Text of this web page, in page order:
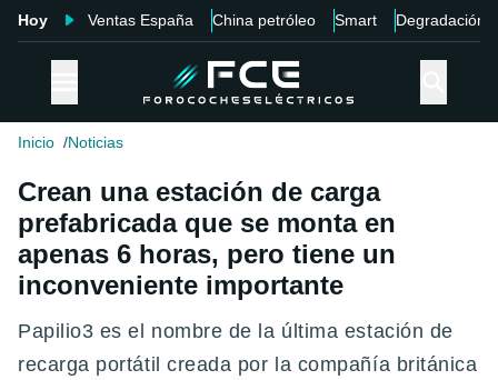
Hoy Ventas España China petróleo Smart Degradación
Inicio Noticias
Crean una estación de carga
prefabricada que se monta en
apenas 6 horas, pero tiene un
inconveniente importante
Papilio3 es el nombre de la última estación de
recarga portátil creada por la compañía británica